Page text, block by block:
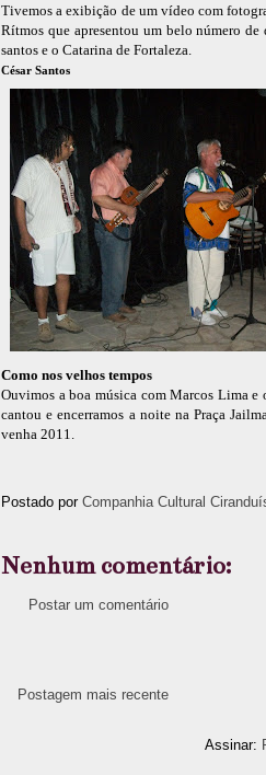
Tivemos a exibição de um vídeo com
Rítmos que apresentou um belo número
santos e o Catarina de Fortaleza.
César Santos
Como nos velhos tempos
Ouvimos a boa música com Marcos Lima
cantou e encerramos a noite na Praça
venha 2011.
Postado por Companhia Cultural
Nenhum comentário:
Postar um comentário
Postagem mais recente
Assinar: